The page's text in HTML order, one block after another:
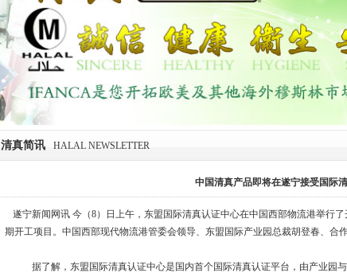
清真简讯 HALAL NEWSLETTER
中国清真产品即将在遂宁接受国际
遂宁新闻网讯 今（8）日上午，东盟国际清真认证中心在中国西部物流港举行
期开工项目。中国西部现代物流港管委会领导、东盟国际产业园总裁胡登春、合
据了解，东盟国际清真认证中心是国内首个国际清真认证平台，由产业园